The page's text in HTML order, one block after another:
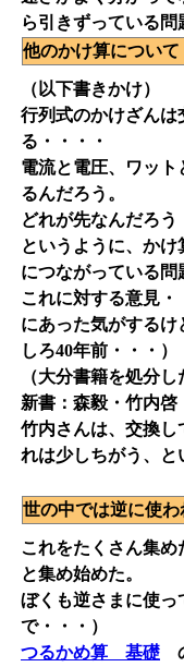
ら引きずっている問
他のかけ算について
（以下書きかけ）
行列式のかけざんは
る・・・・
電流と電圧、ワッ
るんだろう。
どれが先なんだろう
というように、か
につながっている問
これに対する意見
にあった気がする
しろ40年前・・・）
（大分書籍を処分
新書：森毅・竹内
竹内さんは、交換し
れは少しちがう、と
世の中では逆に使
これをたくさん集
と集め始めた。
ぼくも逆さまに使
で・・・）
つるかめ算 基礎